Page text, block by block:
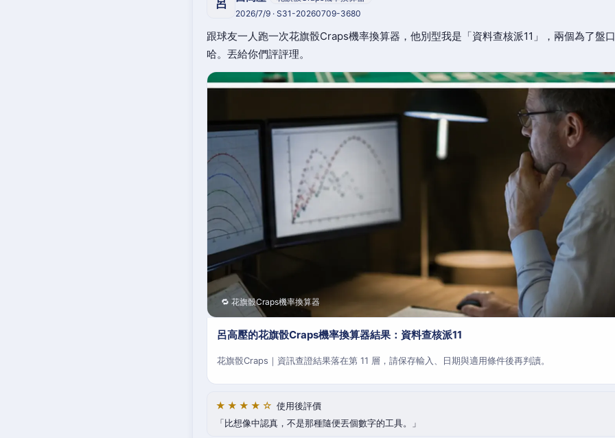
呂
2026/7/9 · S31-20260709-3680
跟球友一人跑一次花旗骰Craps機率換算器，他別型我是「資料查核派11」，兩個為了盤
哈。丟給你們評評理。
🔁 花旗骰Craps機率換算器
呂高壓的花旗骰Craps機率換算器結果：資料查核派11
花旗骰Craps｜資訊查證結果落在第 11 層，請保存輸入、日期與適用條件後再判讀。
★★★★☆ 使用後評價
比想像中認真，不是那種隨便丟個數字的工具。